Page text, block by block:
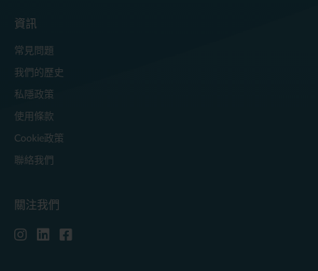
資訊
常見問題
我們的歷史
私隱政策
使用條款
Cookie政策
聯絡我們
關注我們